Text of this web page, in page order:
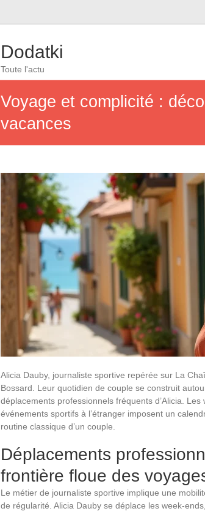
Dodatki
Toute l'actu
Voyage et complicité :
vacances
Alicia Dauby, journaliste sportive repérée sur La
Bossard. Leur quotidien de couple se construit
déplacements professionnels fréquents d’Alicia.
événements sportifs à l’étranger imposent un
routine classique d’un couple.
Déplacements
frontière floue des
Le métier de journaliste sportive implique une
de régularité. Alicia Dauby se déplace les week-